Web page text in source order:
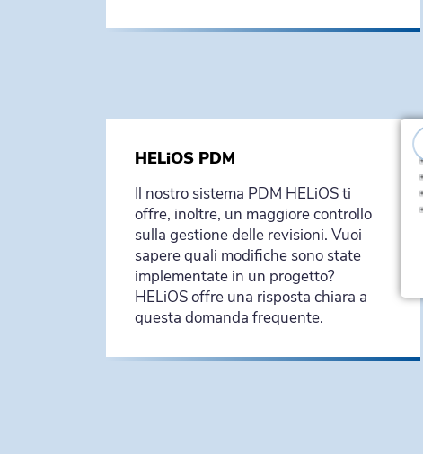
HELiOS PDM
Il nostro sistema PDM HELiOS ti
offre, inoltre, un maggiore controllo
sulla gestione delle revisioni. Vuoi
sapere quali modifiche sono state
implementate in un progetto?
HELiOS offre una risposta chiara a
questa domanda frequente.